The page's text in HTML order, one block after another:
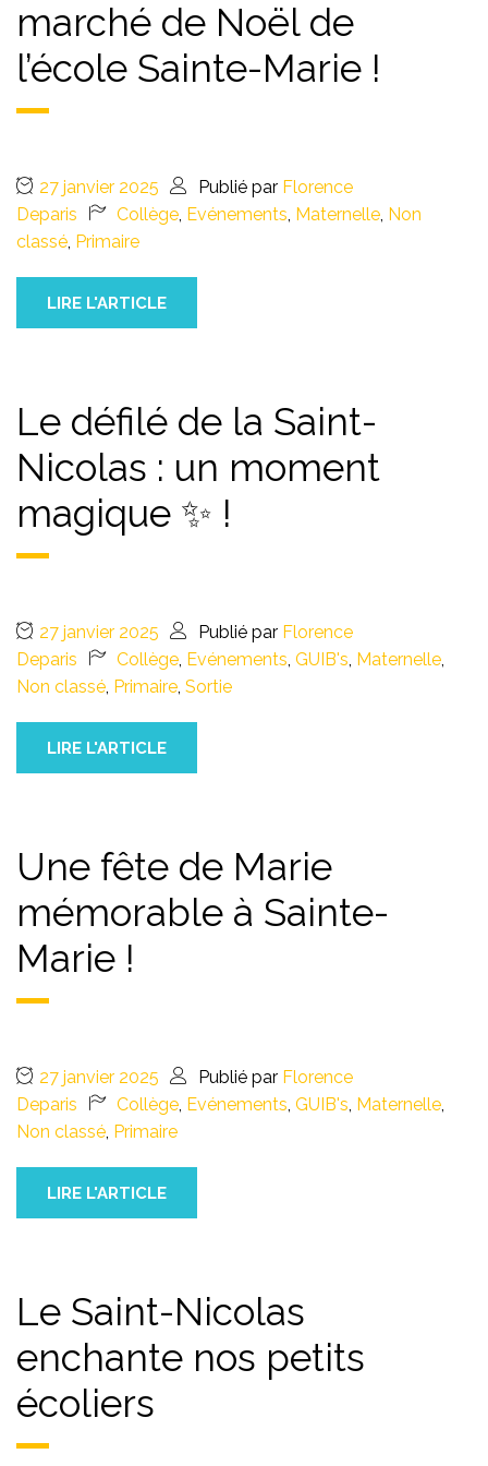
marché de Noël de
l’école Sainte-Marie !
27 janvier 2025 Publié par Florence
Deparis
Collège, Evénements, Maternelle, Non
classé, Primaire
LIRE L'ARTICLE
Le défilé de la Saint-
Nicolas : un moment
magique ✨ !
27 janvier 2025 Publié par Florence
Deparis
Collège, Evénements, GUIB's, Maternelle,
Non classé, Primaire, Sortie
LIRE L'ARTICLE
Une fête de Marie
mémorable à Sainte-
Marie !
27 janvier 2025 Publié par Florence
Deparis
Collège, Evénements, GUIB's, Maternelle,
Non classé, Primaire
LIRE L'ARTICLE
Le Saint-Nicolas
enchante nos petits
écoliers